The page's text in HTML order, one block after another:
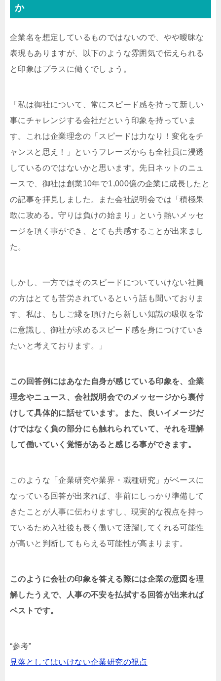
か
企業名を想定しているものではないので、やや曖昧な
表現もありますが、以下のような雰囲気で伝えられる
と印象はプラスに働くでしょう。
「私は御社について、常にスピード感を持って新しい
事にチャレンジする会社だという印象を持っていま
す。これは企業理念の「スピードは力なり！変化をチ
ャンスと思え！」というフレーズからも全社員に浸透
しているのではないかと思います。先日ネットのニュ
ースで、御社は創業10年で1,000億の企業に成長したと
の記事を拝見しました。また会社説明会では「積極果
敢に攻める。守りは負けの始まり」という熱いメッセ
ージを頂く事ができ、とても共感することが出来まし
た。
しかし、一方ではそのスピードについていけない社員
の方はとても苦労されているという話も聞いておりま
す。私は、もしご縁を頂けたら新しい知識の吸収を常
に意識し、御社が求めるスピード感を身につけていき
たいと考えております。」
この回答例にはあなた自身が感じている印象を、企業
理念やニュース、会社説明会でのメッセージから裏付
けして具体的に話せています。また、良いイメージだ
けではなく負の部分にも触れられていて、それを理解
して働いていく覚悟があると感じる事ができます。
このような「企業研究や業界・職種研究」がベースに
なっている回答が出来れば、事前にしっかり準備して
きたことが人事に伝わりますし、現実的な視点を持っ
ているため入社後も長く働いて活躍してくれる可能性
が高いと判断してもらえる可能性が高まります。
このように会社の印象を答える際には企業の意図を理
解したうえで、人事の不安を払拭する回答が出来れば
ベストです。
“参考”
見落としてはいけない企業研究の視点